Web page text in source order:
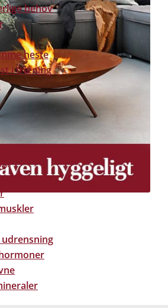
behov
heste
i træning
hele Fyn. Uanset hvor på Fyn